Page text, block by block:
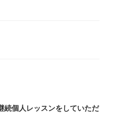
続個人レッスンをしていただ